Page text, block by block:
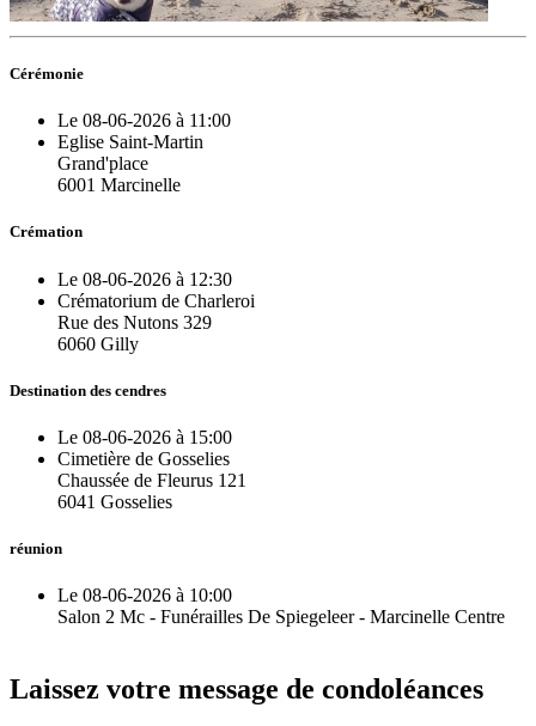
Cérémonie
Le 08-06-2026 à 11:00
Eglise Saint-Martin
Grand'place
6001 Marcinelle
Crémation
Le 08-06-2026 à 12:30
Crématorium de Charleroi
Rue des Nutons 329
6060 Gilly
Destination des cendres
Le 08-06-2026 à 15:00
Cimetière de Gosselies
Chaussée de Fleurus 121
6041 Gosselies
réunion
Le 08-06-2026 à 10:00
Salon 2 Mc - Funérailles De Spiegeleer - Marcinelle Centre
Laissez votre message de condoléances